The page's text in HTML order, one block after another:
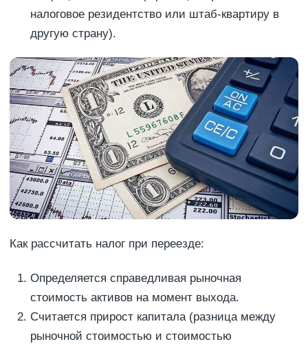
налоговое резидентство или штаб-квартиру в
другую страну).
Как рассчитать налог при переезде:
Определяется справедливая рыночная
стоимость активов на момент выхода.
Считается прирост капитала (разница между
рыночной стоимостью и стоимостью